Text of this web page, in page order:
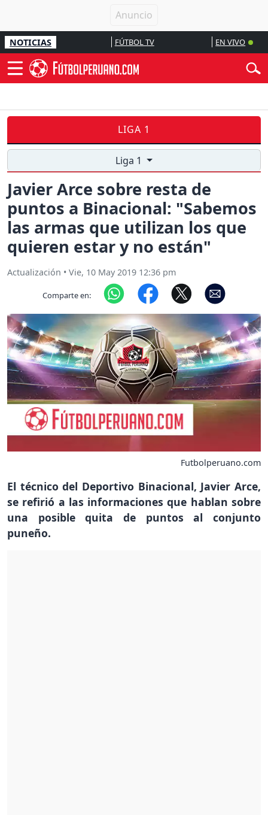
NOTICIAS FÚTBOL TV EN VIVO
LIGA 1
Liga 1
Javier Arce sobre resta de
puntos a Binacional: "Sabemos
las armas que utilizan los que
quieren estar y no están"
Actualización • Vie, 10 May 2019 12:36 pm
Comparte en:
Futbolperuano.com
El técnico del Deportivo Binacional, Javier Arce,
se refirió a las informaciones que hablan sobre
una posible quita de puntos al conjunto
puneño.